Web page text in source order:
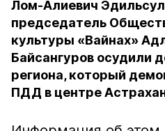
Лом-Алиевич
председатель
культуры «Вайнах»
Байсангуров осудили
региона, который
ПДД в центре